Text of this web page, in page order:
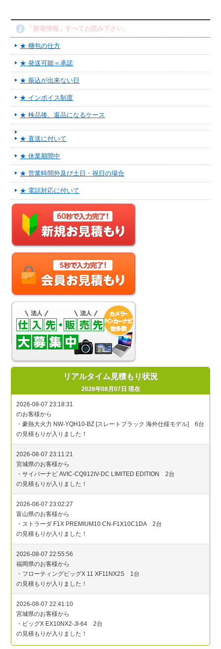
「新着情報」すべてお読み下さい。
★ 梱包の仕方
★ 発送可能＝承諾
★ 振込が出来ない日
★ インボイス制度
★ 検品後、返品になるケース
★ 直送に付いて
★ 休業期間中
★ 営業時間外及び土日・祝日の場合
★ 電話対応に付いて
リアルタイム見積もり状況
2026年08月07日 現在